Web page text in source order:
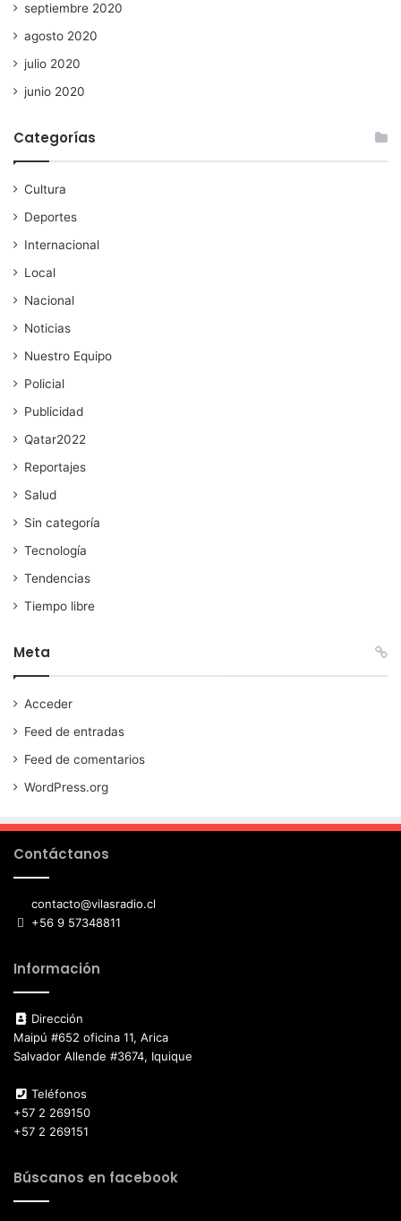
septiembre 2020
agosto 2020
julio 2020
junio 2020
Categorías
Cultura
Deportes
Internacional
Local
Nacional
Noticias
Nuestro Equipo
Policial
Publicidad
Qatar2022
Reportajes
Salud
Sin categoría
Tecnología
Tendencias
Tiempo libre
Meta
Acceder
Feed de entradas
Feed de comentarios
WordPress.org
Contáctanos
contacto@vilasradio.cl
+56 9 57348811
Información
Dirección
Maipú #652 oficina 11, Arica
Salvador Allende #3674, Iquique
Teléfonos
+57 2 269150
+57 2 269151
Búscanos en facebook